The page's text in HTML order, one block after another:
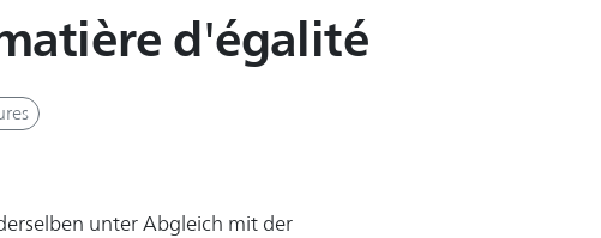
d'égalité
unter Abgleich mit der